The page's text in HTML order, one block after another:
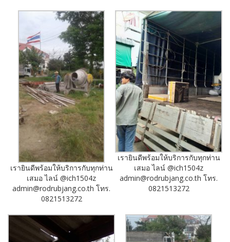
เรายินดีพร้อมให้บริการกับทุกท่าน
เสมอ ไลน์ @ich1504z
admin@rodrubjang.co.th โทร.
0821513272
เรายินดีพร้อมให้บริการกับทุกท่าน
เสมอ ไลน์ @ich1504z
admin@rodrubjang.co.th โทร.
0821513272